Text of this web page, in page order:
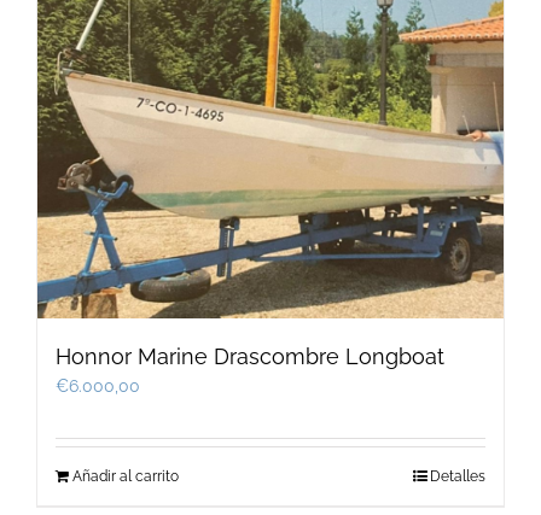
Honnor Marine Drascombre Longboat
€6.000,00
Añadir al carrito Detalles